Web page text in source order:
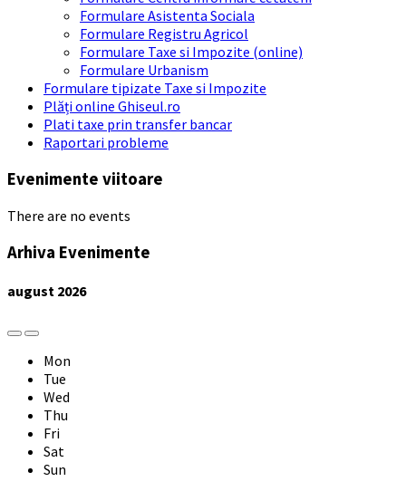
Formulare Asistenta Sociala
Formulare Registru Agricol
Formulare Taxe si Impozite (online)
Formulare Urbanism
Formulare tipizate Taxe si Impozite
Plăți online Ghiseul.ro
Plati taxe prin transfer bancar
Raportari probleme
Evenimente viitoare
There are no events
Arhiva Evenimente
august 2026
Previous
Month
Next
Month
Mon
Tue
Wed
Thu
Fri
Sat
Sun